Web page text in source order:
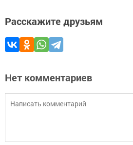
Расскажите друзьям
Нет комментариев